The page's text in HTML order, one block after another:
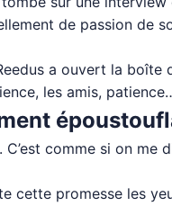
de passion de
a ouvert la boîte
les amis,
comme si on me
cette promesse les